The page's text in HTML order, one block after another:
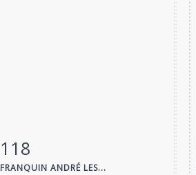
Fiche détaillée
118
FRANQUIN ANDRÉ LES...